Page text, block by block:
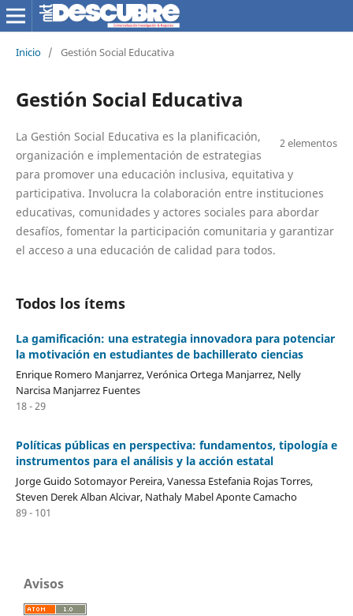
Inicio / Gestión Social Educativa
Gestión Social Educativa
2 elementos
La Gestión Social Educativa es la planificación,
organización e implementación de estrategias
para promover una educación inclusiva, equitativa y
participativa. Involucra la colaboración entre instituciones
educativas, comunidades y actores sociales para abordar
desafíos, fomentar la participación comunitaria y garantizar
el acceso a una educación de calidad para todos.
Todos los ítems
La gamificación: una estrategia innovadora para potenciar
la motivación en estudiantes de bachillerato ciencias
Enrique Romero Manjarrez, Verónica Ortega Manjarrez, Nelly
Narcisa Manjarrez Fuentes
18 - 29
Políticas públicas en perspectiva: fundamentos, tipología e
instrumentos para el análisis y la acción estatal
Jorge Guido Sotomayor Pereira, Vanessa Estefania Rojas Torres,
Steven Derek Alban Alcivar, Nathaly Mabel Aponte Camacho
89 - 101
Avisos